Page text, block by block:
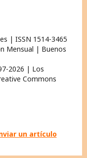
| ISSN 1514-3465
Mensual | Buenos
2026 | Los
Commons
un artículo